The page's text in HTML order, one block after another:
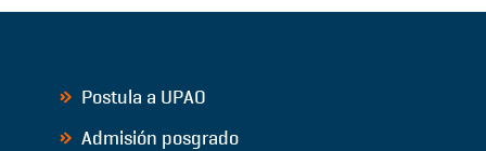
Postula a UPAO
Admisión posgrado